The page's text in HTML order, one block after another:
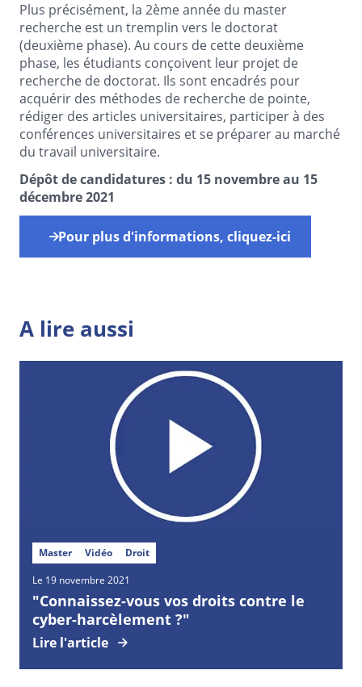
Plus précisément, la 2ème année du master
recherche est un tremplin vers le doctorat
(deuxième phase). Au cours de cette deuxième
phase, les étudiants conçoivent leur projet de
recherche de doctorat. Ils sont encadrés pour
acquérir des méthodes de recherche de pointe,
rédiger des articles universitaires, participer à des
conférences universitaires et se préparer au marché
du travail universitaire.
Dépôt de candidatures : du 15 novembre au 15
décembre 2021
Pour plus d'informations, cliquez-ici
A lire aussi
Master Vidéo Droit
Le 19 novembre 2021
"Connaissez-vous vos droits contre le
cyber-harcèlement ?"
Lire l'article